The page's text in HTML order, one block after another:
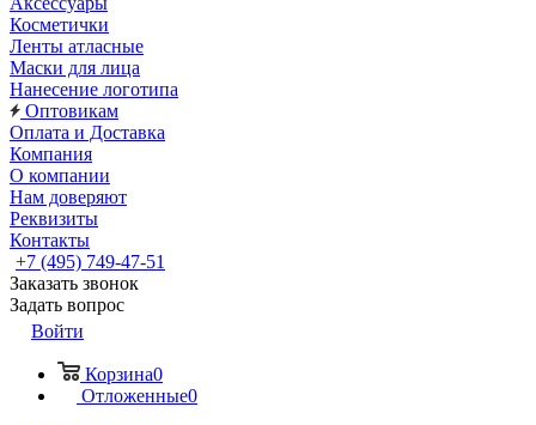
Косметички
Ленты атласные
Маски для лица
Нанесение логотипа
Оптовикам
Оплата и Доставка
Компания
О компании
Нам доверяют
Реквизиты
Контакты
+7 (495) 749-47-51
Заказать звонок
Задать вопрос
Войти
Корзина0
Отложенные0